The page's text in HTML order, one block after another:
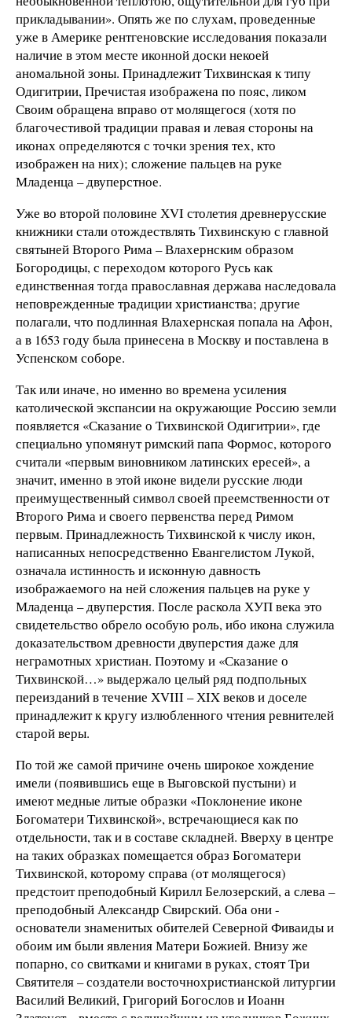
прикладывании». Опять же по слухам, проведенные
уже в Америке рентгеновские исследования показали
наличие в этом месте иконной доски некоей
аномальной зоны. Принадлежит Тихвинская к типу
Одигитрии, Пречистая изображена по пояс, ликом
Своим обращена вправо от молящегося (хотя по
благочестивой традиции правая и левая стороны на
иконах определяются с точки зрения тех, кто
изображен на них); сложение пальцев на руке
Младенца – двуперстное.
Уже во второй половине ХVI столетия древнерусские
книжники стали отождествлять Тихвинскую с главной
святыней Второго Рима – Влахернским образом
Богородицы, с переходом которого Русь как
единственная тогда православная держава наследовала
неповрежденные традиции христианства; другие
полагали, что подлинная Влахернская попала на Афон,
а в 1653 году была принесена в Москву и поставлена в
Успенском соборе.
Так или иначе, но именно во времена усиления
католической экспансии на окружающие Россию земли
появляется «Сказание о Тихвинской Одигитрии», где
специально упомянут римский папа Формос, которого
считали «первым виновником латинских ересей», а
значит, именно в этой иконе видели русские люди
преимущественный символ своей преемственности от
Второго Рима и своего первенства перед Римом
первым. Принадлежность Тихвинской к числу икон,
написанных непосредственно Евангелистом Лукой,
означала истинность и исконную давность
изображаемого на ней сложения пальцев на руке у
Младенца – двуперстия. После раскола ХУП века это
свидетельство обрело особую роль, ибо икона служила
доказательством древности двуперстия даже для
неграмотных христиан. Поэтому и «Сказание о
Тихвинской…» выдержало целый ряд подпольных
переизданий в течение ХVIII – ХIX веков и доселе
принадлежит к кругу излюбленного чтения ревнителей
старой веры.
По той же самой причине очень широкое хождение
имели (появившись еще в Выговской пустыни) и
имеют медные литые образки «Поклонение иконе
Богоматери Тихвинской», встречающиеся как по
отдельности, так и в составе складней. Вверху в центре
на таких образках помещается образ Богоматери
Тихвинской, которому справа (от молящегося)
предстоит преподобный Кирилл Белозерский, а слева –
преподобный Александр Свирский. Оба они -
основатели знаменитых обителей Северной Фиваиды и
обоим им были явления Матери Божией. Внизу же
попарно, со свитками и книгами в руках, стоят Три
Святителя – создатели восточнохристианской литургии
Василий Великий, Григорий Богослов и Иоанн